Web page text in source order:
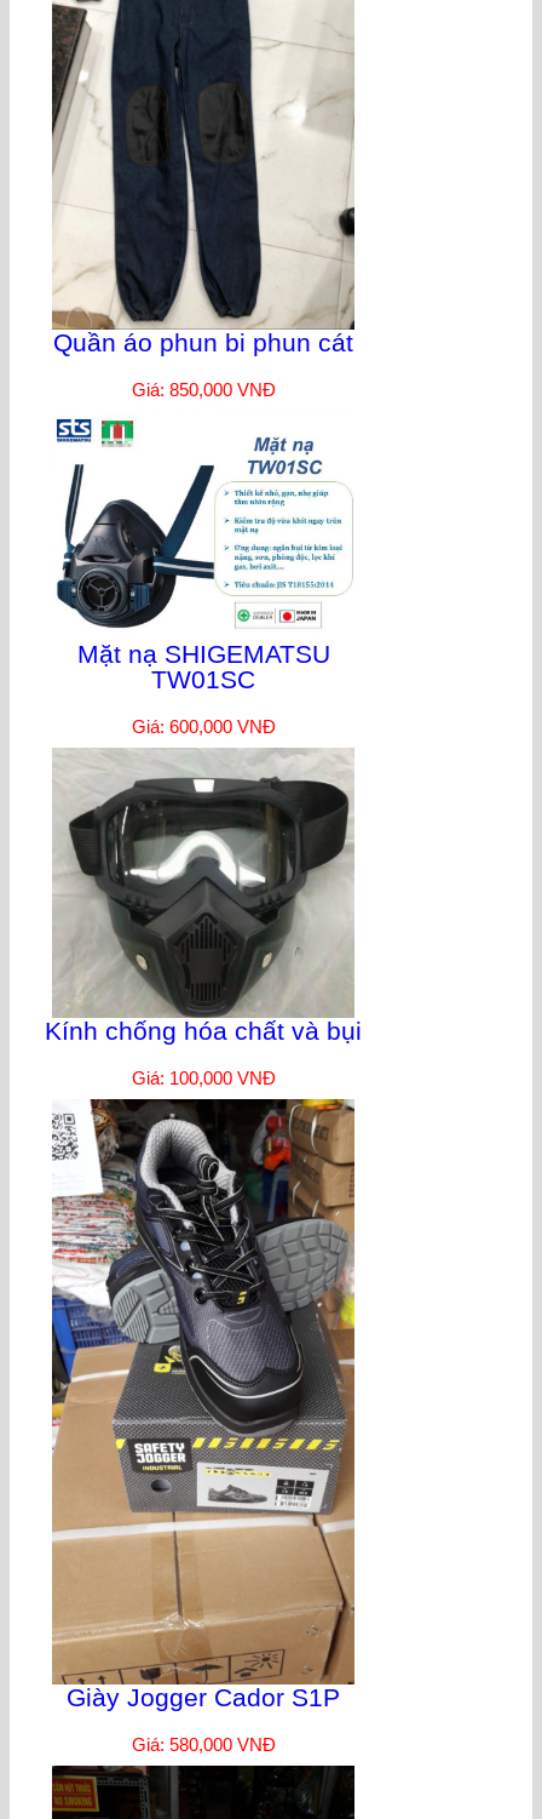
Quần áo phun bi phun cát
Giá: 850,000 VNĐ
Mặt nạ SHIGEMATSU
TW01SC
Giá: 600,000 VNĐ
Kính chống hóa chất và bụi
Giá: 100,000 VNĐ
Giày Jogger Cador S1P
Giá: 580,000 VNĐ